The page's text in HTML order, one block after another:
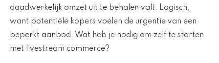
daadwerkelijk omzet uit te behalen valt. Logisch,
want potentiële kopers voelen de urgentie van een
beperkt aanbod. Wat heb je nodig om zelf te starten
met livestream commerce?